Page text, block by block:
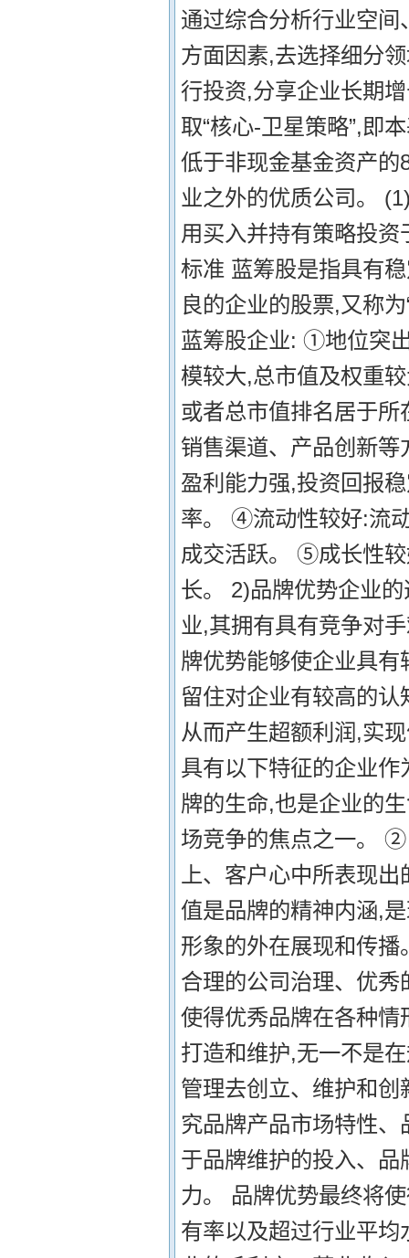
通过综合分析行业空
方面因素,去选择细分
行投资,分享企业长期
取“核心-卫星策略”,即
低于非现金基金资产
业之外的优质公司。
用买入并持有策略投
标准 蓝筹股是指具有
良的企业的股票,又称
蓝筹股企业: ①地位突
模较大,总市值及权重
或者总市值排名居于
销售渠道、产品创新
盈利能力强,投资回报
率。 ④流动性较好:流
成交活跃。 ⑤成长性
长。 2)品牌优势企业
业,其拥有具有竞争对
牌优势能够使企业具
留住对企业有较高的
从而产生超额利润,实
具有以下特征的企业
牌的生命,也是企业的
场竞争的焦点之一。
上、客户心中所表现
值是品牌的精神内涵,
形象的外在展现和传
合理的公司治理、优
使得优秀品牌在各种
打造和维护,无一不是
管理去创立、维护和
究品牌产品市场特性
于品牌维护的投入、
力。 品牌优势最终将
有率以及超过行业平